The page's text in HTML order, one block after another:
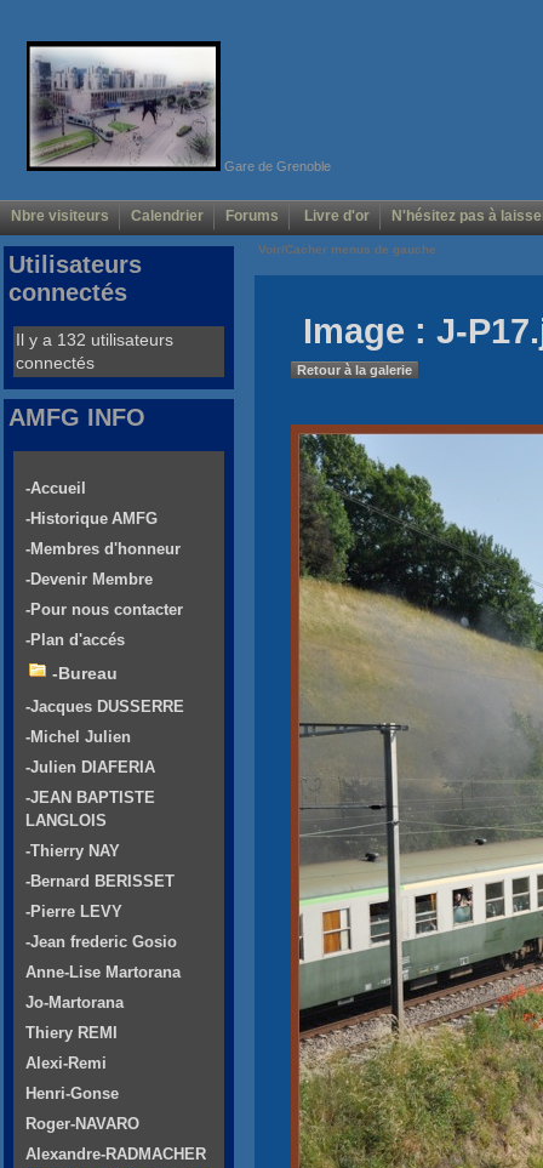
Gare de Grenoble
Nbre visiteurs Calendrier Forums Livre d'or N'hésitez pas à
Voir/Cacher menus de gauche
Image : J-
Retour à la galerie
Utilisateurs
connectés
Il y a 132 utilisateurs
connectés
AMFG INFO
-Accueil
-Historique AMFG
-Membres d'honneur
-Devenir Membre
-Pour nous contacter
-Plan d'accés
-Bureau
-Jacques DUSSERRE
-Michel Julien
-Julien DIAFERIA
-JEAN BAPTISTE
LANGLOIS
-Thierry NAY
-Bernard BERISSET
-Pierre LEVY
-Jean frederic Gosio
Anne-Lise Martorana
Jo-Martorana
Thiery REMI
Alexi-Remi
Henri-Gonse
Roger-NAVARO
Alexandre-RADMACHER